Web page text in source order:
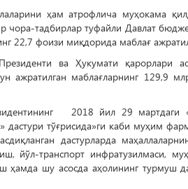
ҳам атрофлича муҳокама
чора-тадбирлар туфайли Давлат
22,7 фоизи миқдорида маблағ
ва Ҳукумати қарорлари
ажратилган маблағларнинг 129,9
2018 йил 29 мартдаги
тўғрисида»ги каби муҳим
дастурларда
йўл-транспорт инфратузилмаси,
ҳамда шу асосда аҳолининг турмуш